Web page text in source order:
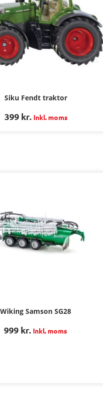
Siku Fendt traktor
399 kr. Inkl. moms
Wiking Samson SG28
999 kr. Inkl. moms